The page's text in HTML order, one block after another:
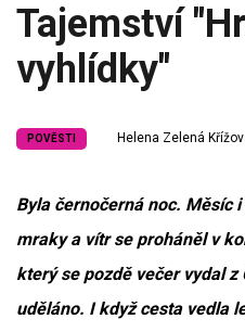
Tajemství
vyhlídky"
POVĚSTI Helena Zelená
Byla černočerná noc. Měsíc
mraky a vítr se proháněl v
který se pozdě večer vydal
uděláno. I když cesta vedla